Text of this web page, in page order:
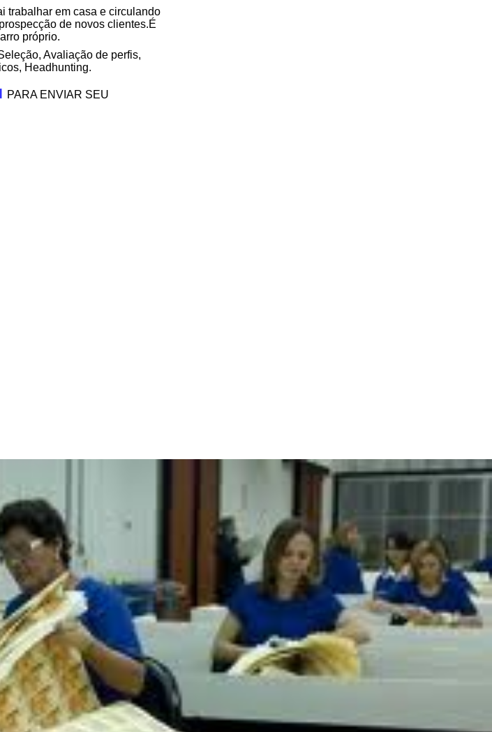
trabalhar em casa e circulando
de novos clientes.É
próprio.
Avaliação de perfis,
Headhunting.
PARA ENVIAR SEU